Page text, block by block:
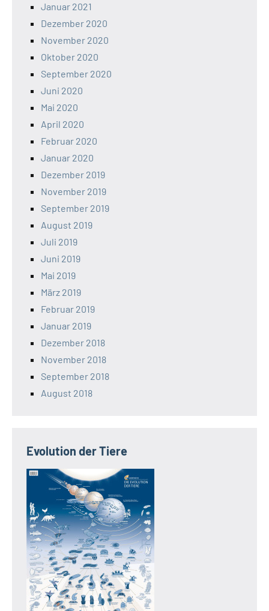
Januar 2021
Dezember 2020
November 2020
Oktober 2020
September 2020
Juni 2020
Mai 2020
April 2020
Februar 2020
Januar 2020
Dezember 2019
November 2019
September 2019
August 2019
Juli 2019
Juni 2019
Mai 2019
März 2019
Februar 2019
Januar 2019
Dezember 2018
November 2018
September 2018
August 2018
Evolution der Tiere